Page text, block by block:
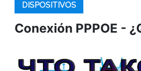
DISPOSITIVOS
Conexión PPPOE -